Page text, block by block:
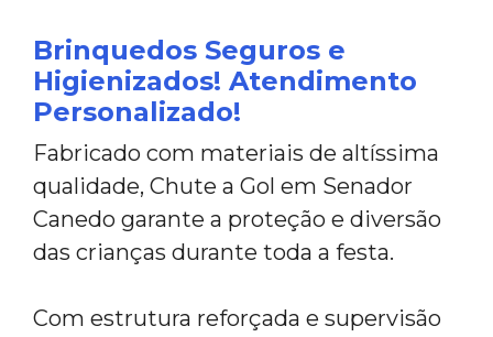
Brinquedos Seguros e
Higienizados! Atendimento
Personalizado!
Fabricado com materiais de altíssima
qualidade, Chute a Gol em Senador
Canedo garante a proteção e diversão
das crianças durante toda a festa.
Com estrutura reforçada e supervisão